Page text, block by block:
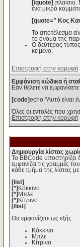
[/quote] πλαίσιο.
ένα μικρό
[quote=" Κος
Το αποτέλεσμα
το όνομα της
Ο δεύτερος τύπος
κείμενο.
Επιστροφή στην κορυφή
Εμφάνιση κώδικα ή
Εάν θέλετε να
[code] echo "Αυτό είναι
Όλες οι εντολές που
Επιστροφή στην κορυφή
Δημιουργία λίστας
Το BBCode υποστηρίζει
εμφανίζει τις γραμμές
κάθε τμήμα της λίστας με
[list]
[*] Κόκκινο
[*] Μπλε
[*] Κίτρινο
[/list]
Θα εμφανίζετε ως εξής:
Κόκκινο
Μπλε
Κίτρινο